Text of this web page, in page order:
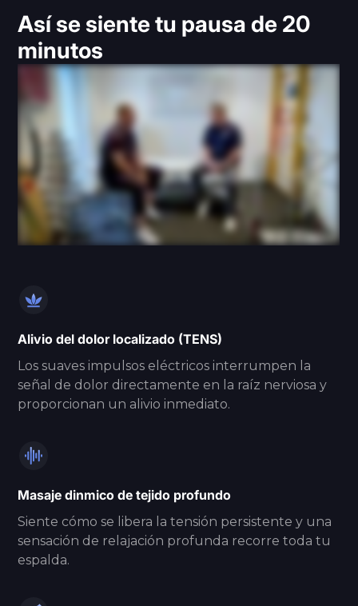
Así se siente tu pausa de 20
minutos
Alivio del dolor localizado (TENS)
Los suaves impulsos eléctricos interrumpen la
señal de dolor directamente en la raíz nerviosa y
proporcionan un alivio inmediato.
Masaje dinmico de tejido profundo
Siente cómo se libera la tensión persistente y una
sensación de relajación profunda recorre toda tu
espalda.